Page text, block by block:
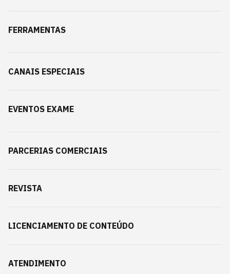
FERRAMENTAS
CANAIS ESPECIAIS
EVENTOS EXAME
PARCERIAS COMERCIAIS
REVISTA
LICENCIAMENTO DE CONTEÚDO
ATENDIMENTO